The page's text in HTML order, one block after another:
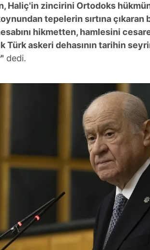
Haliç'in zincirini Ortodoks
tepelerin sırtına
hikmetten, hamlesini
Türk askeri dehasının tarihin
dedi.